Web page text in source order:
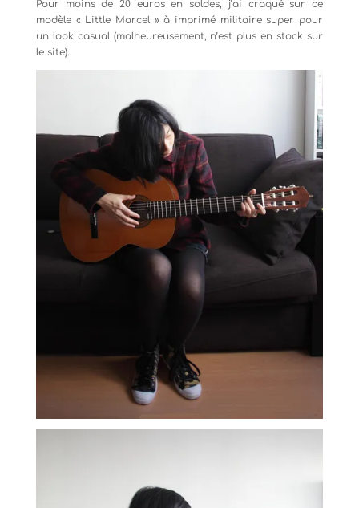
Pour moins de 20 euros en soldes, j’ai craqué sur ce
modèle « Little Marcel » à imprimé militaire super pour
un look casual (malheureusement, n’est plus en stock sur
le site).